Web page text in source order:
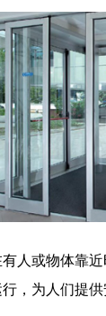
人或物体靠
，为人们提供